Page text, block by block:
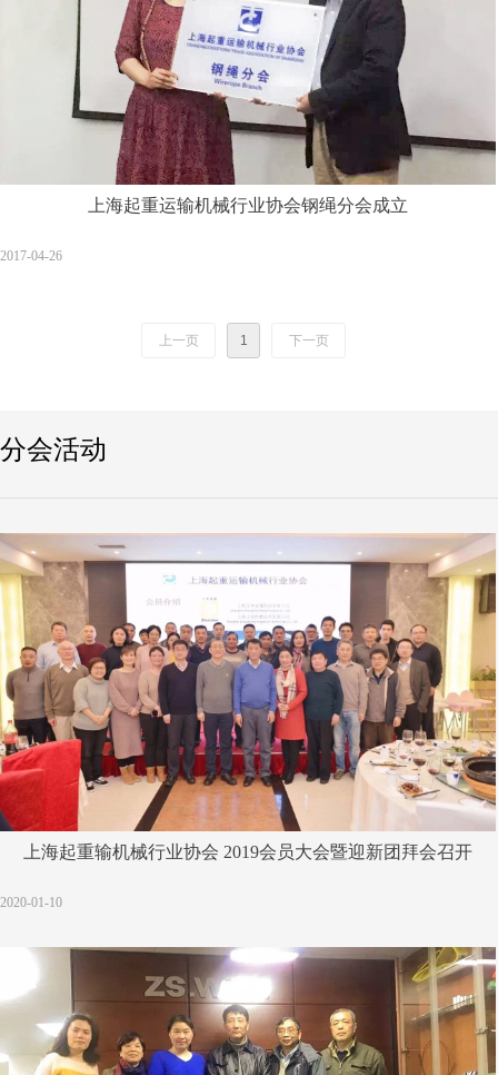
协会刊物
上海起重运输机械行业协会钢绳分会成立
2017-04-26
上一页 1 下一页
分会活动
上海起重输机械行业协会 2019会员大会暨迎新团拜会召开
2020-01-10